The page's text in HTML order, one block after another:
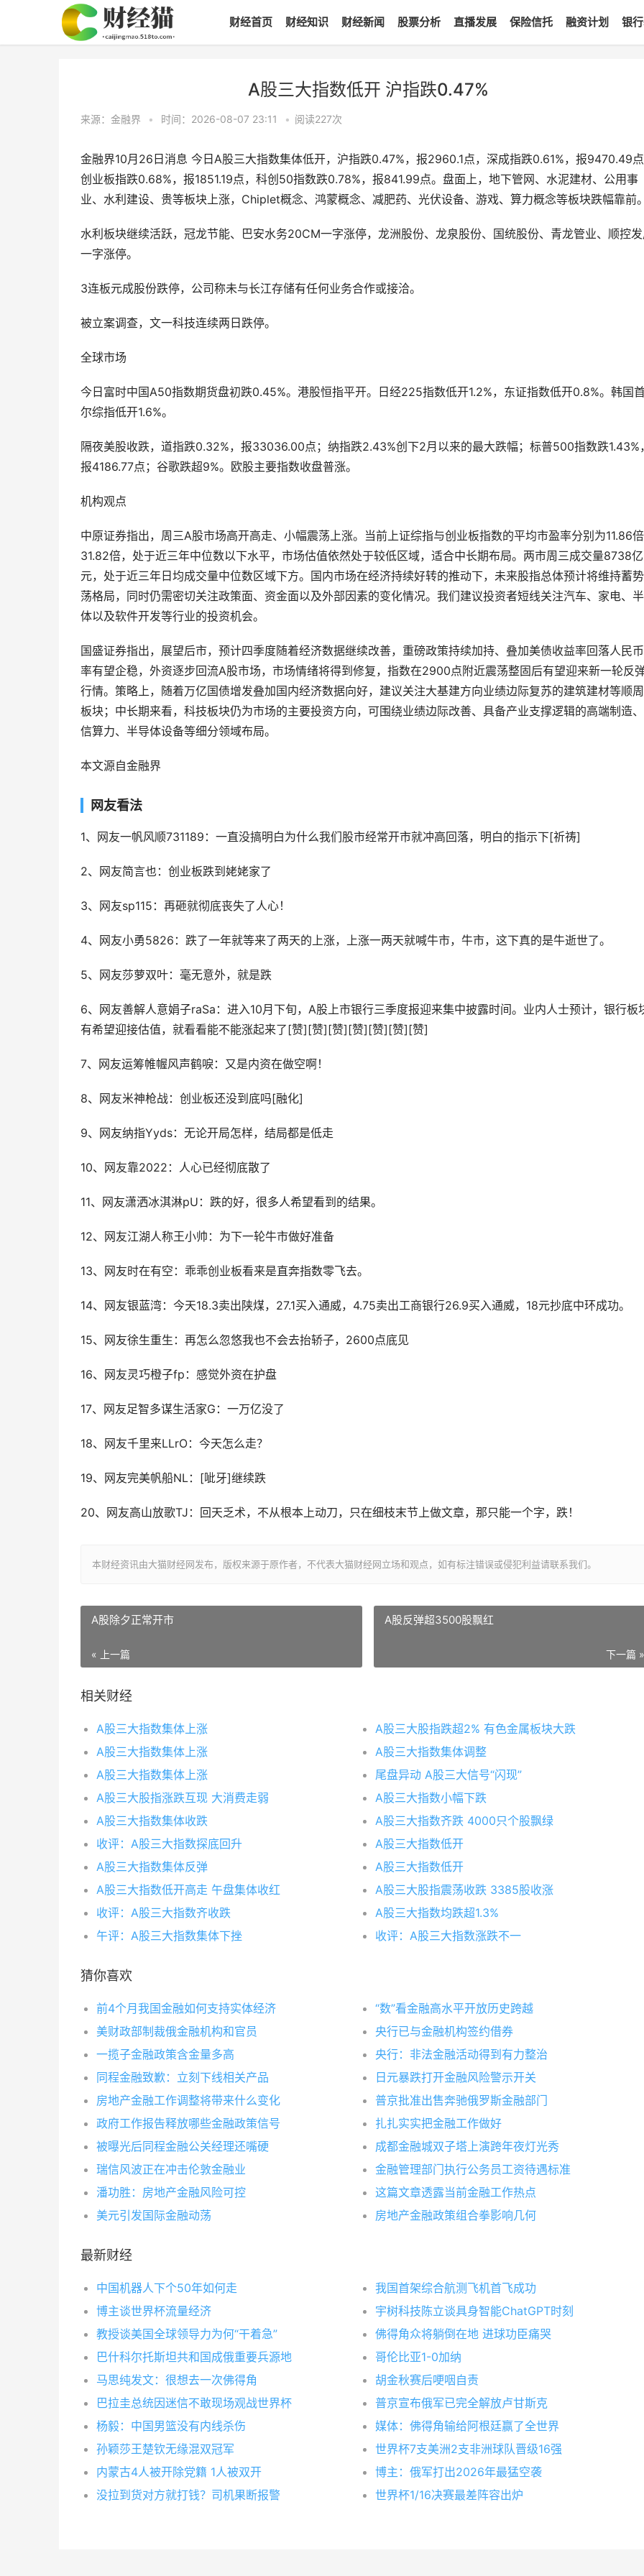
财经首页 财经知识 财经新闻 股票分析 直播发展 保险信托 融资计划 银
A股三大指数低开 沪指跌0.47%
来源：金融界 • 时间：2026-08-07 23:11 • 阅读227次
金融界10月26日消息 今日A股三大指数集体低开，沪指跌0.47%，报2960.1点，深成指跌0.61%，报9470.49
创业板指跌0.68%，报1851.19点，科创50指数跌0.78%，报841.99点。盘面上，地下管网、水泥建材、公用事
业、水利建设、贵等板块上涨，Chiplet概念、鸿蒙概念、减肥药、光伏设备、游戏、算力概念等板块跌幅靠前
水利板块继续活跃，冠龙节能、巴安水务20CM一字涨停，龙洲股份、龙泉股份、国统股份、青龙管业、顺控
一字涨停。
3连板元成股份跌停，公司称未与长江存储有任何业务合作或接洽。
被立案调查，文一科技连续两日跌停。
全球市场
今日富时中国A50指数期货盘初跌0.45%。港股恒指平开。日经225指数低开1.2%，东证指数低开0.8%。韩国
尔综指低开1.6%。
隔夜美股收跌，道指跌0.32%，报33036.00点；纳指跌2.43%创下2月以来的最大跌幅；标普500指数跌1.43%
报4186.77点；谷歌跌超9%。欧股主要指数收盘普涨。
机构观点
中原证券指出，周三A股市场高开高走、小幅震荡上涨。当前上证综指与创业板指数的平均市盈率分别为11.86
31.82倍，处于近三年中位数以下水平，市场估值依然处于较低区域，适合中长期布局。两市周三成交量8738亿
元，处于近三年日均成交量中位数区域下方。国内市场在经济持续好转的推动下，未来股指总体预计将维持蓄
荡格局，同时仍需密切关注政策面、资金面以及外部因素的变化情况。我们建议投资者短线关注汽车、家电、
体以及软件开发等行业的投资机会。
国盛证券指出，展望后市，预计四季度随着经济数据继续改善，重磅政策持续加持、叠加美债收益率回落人民
率有望企稳，外资逐步回流A股市场，市场情绪将得到修复，指数在2900点附近震荡整固后有望迎来新一轮反
行情。策略上，随着万亿国债增发叠加国内经济数据向好，建议关注大基建方向业绩边际复苏的建筑建材等顺
板块；中长期来看，科技板块仍为市场的主要投资方向，可围绕业绩边际改善、具备产业支撑逻辑的高端制造
信算力、半导体设备等细分领域布局。
本文源自金融界
网友看法
1、网友一帆风顺731189：一直没搞明白为什么我们股市经常开市就冲高回落，明白的指示下[祈祷]
2、网友简言也：创业板跌到姥姥家了
3、网友sp115：再砸就彻底丧失了人心！
4、网友小勇5826：跌了一年就等来了两天的上涨，上涨一两天就喊牛市，牛市，这下真的是牛逝世了。
5、网友莎萝双叶：毫无意外，就是跌
6、网友善解人意娟子raSa：进入10月下旬，A股上市银行三季度报迎来集中披露时间。业内人士预计，银行板
有希望迎接估值，就看看能不能涨起来了[赞][赞][赞][赞][赞][赞][赞]
7、网友运筹帷幄风声鹤唳：又是内资在做空啊！
8、网友米神枪战：创业板还没到底吗[融化]
9、网友纳指Yyds：无论开局怎样，结局都是低走
10、网友靠2022：人心已经彻底散了
11、网友潇洒冰淇淋pU：跌的好，很多人希望看到的结果。
12、网友江湖人称王小帅：为下一轮牛市做好准备
13、网友时在有空：乖乖创业板看来是直奔指数零飞去。
14、网友银蓝湾：今天18.3卖出陕煤，27.1买入通威，4.75卖出工商银行26.9买入通威，18元抄底中环成功。
15、网友徐生重生：再怎么忽悠我也不会去抬轿子，2600点底见
16、网友灵巧橙子fp：感觉外资在护盘
17、网友足智多谋生活家G：一万亿没了
18、网友千里来LLrO：今天怎么走？
19、网友完美帆船NL：[呲牙]继续跌
20、网友高山放歌TJ：回天乏术，不从根本上动刀，只在细枝末节上做文章，那只能一个字，跌！
本财经资讯由大猫财经网发布，版权来源于原作者，不代表大猫财经网立场和观点，如有标注错误或侵犯利益请联系我们。
A股除夕正常开市
« 上一篇
A股反弹超3500股飘红
下一篇 »
相关财经
A股三大指数集体上涨
A股三大股指跌超2% 有色金属板块大跌
A股三大指数集体上涨
A股三大指数集体调整
A股三大指数集体上涨
尾盘异动 A股三大信号“闪现”
A股三大股指涨跌互现 大消费走弱
A股三大指数小幅下跌
A股三大指数集体收跌
A股三大指数齐跌 4000只个股飘绿
收评：A股三大指数探底回升
A股三大指数低开
A股三大指数集体反弹
A股三大指数低开
A股三大指数低开高走 午盘集体收红
A股三大股指震荡收跌 3385股收涨
收评：A股三大指数齐收跌
A股三大指数均跌超1.3%
午评：A股三大指数集体下挫
收评：A股三大指数涨跌不一
猜你喜欢
前4个月我国金融如何支持实体经济
“数”看金融高水平开放历史跨越
美财政部制裁俄金融机构和官员
央行已与金融机构签约借券
一揽子金融政策含金量多高
央行：非法金融活动得到有力整治
同程金融致歉：立刻下线相关产品
日元暴跌打开金融风险警示开关
房地产金融工作调整将带来什么变化
普京批准出售奔驰俄罗斯金融部门
政府工作报告释放哪些金融政策信号
扎扎实实把金融工作做好
被曝光后同程金融公关经理还嘴硬
成都金融城双子塔上演跨年夜灯光秀
瑞信风波正在冲击伦敦金融业
金融管理部门执行公务员工资待遇标准
潘功胜：房地产金融风险可控
这篇文章透露当前金融工作热点
美元引发国际金融动荡
房地产金融政策组合拳影响几何
最新财经
中国机器人下个50年如何走
我国首架综合航测飞机首飞成功
博主谈世界杯流量经济
宇树科技陈立谈具身智能ChatGPT时刻
教授谈美国全球领导力为何“干着急”
佛得角众将躺倒在地 进球功臣痛哭
巴什科尔托斯坦共和国成俄重要兵源地
哥伦比亚1-0加纳
马思纯发文：很想去一次佛得角
胡金秋赛后哽咽自责
巴拉圭总统因迷信不敢现场观战世界杯
普京宣布俄军已完全解放卢甘斯克
杨毅：中国男篮没有内线杀伤
媒体：佛得角输给阿根廷赢了全世界
孙颖莎王楚钦无缘混双冠军
世界杯7支美洲2支非洲球队晋级16强
内蒙古4人被开除党籍 1人被双开
博主：俄军打出2026年最猛空袭
没拉到货对方就打钱？司机果断报警
世界杯1/16决赛最差阵容出炉